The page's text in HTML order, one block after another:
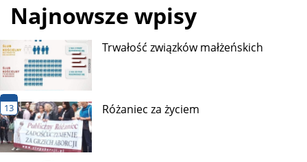
Najnowsze wpisy
Trwałość związków małżeńskich
13 Różaniec za życiem